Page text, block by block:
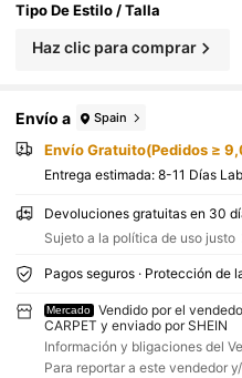
Tipo De Estilo / Talla
Haz clic para comprar
Envío a Spain
Envío Gratuito(Pedidos ≥
Entrega estimada: 8-11 Días
Devoluciones gratuitas en 30
Sujeto a la política de uso justo
Pagos seguros · Protección de
Mercado
Vendido por el
CARPET y enviado por SHEIN
Información y bligaciones del
Para reportar a este vendedor